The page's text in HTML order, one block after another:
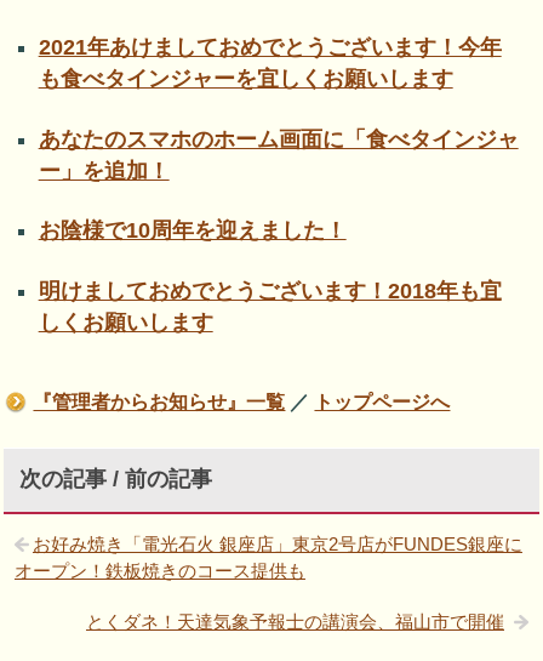
2021年あけましておめでとうございます！今年
も食べタインジャーを宜しくお願いします
あなたのスマホのホーム画面に「食べタインジャ
ー」を追加！
お陰様で10周年を迎えました！
明けましておめでとうございます！2018年も宜
しくお願いします
『管理者からお知らせ』一覧 ／ トップページへ
次の記事 / 前の記事
お好み焼き「電光石火 銀座店」東京2号店がFUNDES銀座に
オープン！鉄板焼きのコース提供も
とくダネ！天達気象予報士の講演会、福山市で開催